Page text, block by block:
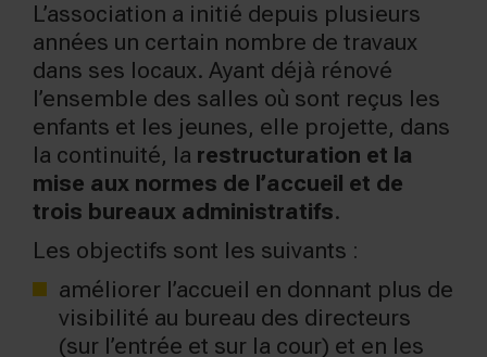
L’association a initié depuis plusieurs
années un certain nombre de travaux
dans ses locaux. Ayant déjà rénové
l’ensemble des salles où sont reçus les
enfants et les jeunes, elle projette, dans
la continuité, la restructuration et la
mise aux normes de l’accueil et de
trois bureaux administratifs.
Les objectifs sont les suivants :
améliorer l’accueil en donnant plus de
visibilité au bureau des directeurs
(sur l’entrée et sur la cour) et en les